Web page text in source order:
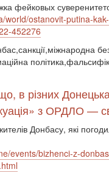
фейковых
world/ostanovit-putina-
452276
в різних
з ОРДЛО —
Донбасу, які
events/bizhenci-z-